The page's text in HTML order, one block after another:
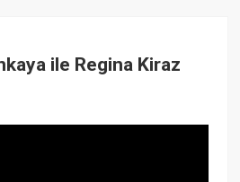
ile Regina Kiraz